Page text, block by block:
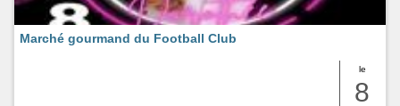
le
8
Marché gourmand du Football Club